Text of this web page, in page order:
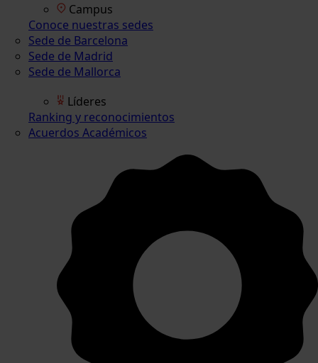
Campus
Conoce nuestras sedes
Sede de Barcelona
Sede de Madrid
Sede de Mallorca
Líderes
Ranking y reconocimientos
Acuerdos Académicos